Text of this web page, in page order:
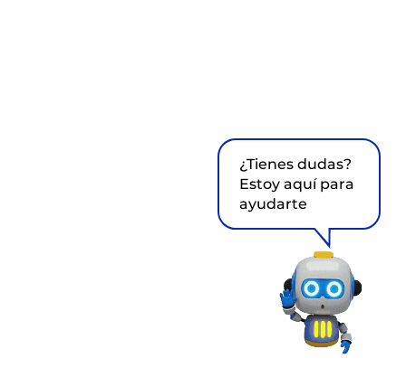
¿Tienes dudas?
Estoy aquí para
ayudarte